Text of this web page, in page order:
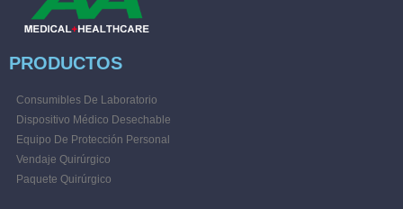
PRODUCTOS
Consumibles De Laboratorio
Dispositivo Médico Desechable
Equipo De Protección Personal
Vendaje Quirúrgico
Paquete Quirúrgico